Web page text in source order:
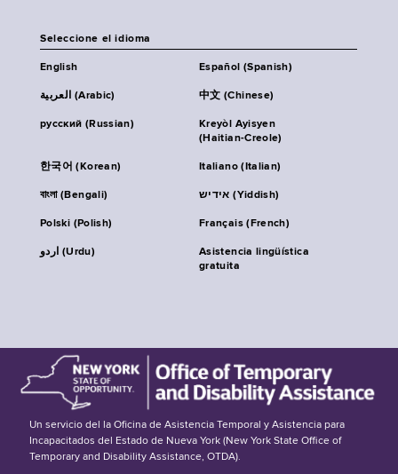
Seleccione el idioma
English Español (Spanish)
العربية (Arabic) 中文 (Chinese)
русский (Russian)
Kreyòl Ayisyen
(Haitian-Creole)
한국어 (Korean) Italiano (Italian)
বাংলা (Bengali) אידיש (Yiddish)
Polski (Polish) Français (French)
اردو (Urdu)
Asistencia lingüística
gratuita
Un servicio del la Oficina de Asistencia Temporal y Asistencia para
Incapacitados del Estado de Nueva York (New York State Office of
Temporary and Disability Assistance, OTDA).